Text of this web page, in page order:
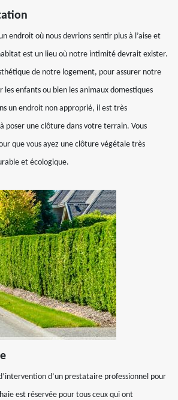
endroit où nous devrions sentir plus à l’aise et
est un lieu où notre intimité devrait exister.
de notre logement, pour assurer notre
enfants ou bien les animaux domestiques
un endroit non approprié, il est très
poser une clôture dans votre terrain. Vous
que vous ayez une clôture végétale très
et écologique.
d’un prestataire professionnel pour
est réservée pour tous ceux qui ont